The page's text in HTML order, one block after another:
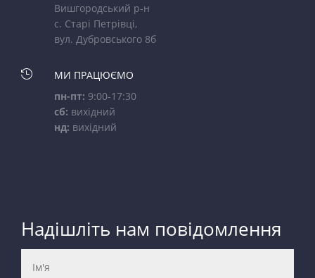
Вишгородський р-н
с. Старі Петрівці,
вул. Дубровського 8б

МИ ПРАЦЮЄМО
пн-пт: 9:00-17:30
сб: вихідний
нд: вихідний
Надішліть нам повідомлення